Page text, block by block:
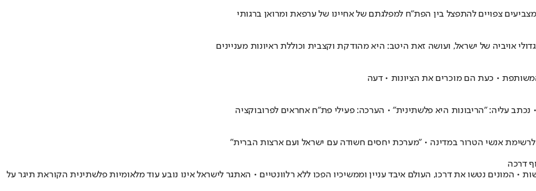
צפויים להתפצל בין הפת"ח למפלגתם של אחיינו של ערפאת ומרואן ברגותי
המשותפת • כעת הם מוכרים את הציונות • דעה
עליה: "הריבונות היא פלשתינית" • הערכה: פעילי פת"ח אחראים לפרובוקציה
אנשי הטרור במדינה • "מערכת יחסים חשודה עם ישראל ועם ארצות הברית"
• המונים נטשו את דרכו, העולם איבד עניין וממשיכיו הפכו ללא רלוונטיים • האתגר לישראל אינו נובע עוד מלאומיות פלשתינית הקוראת תיגר על